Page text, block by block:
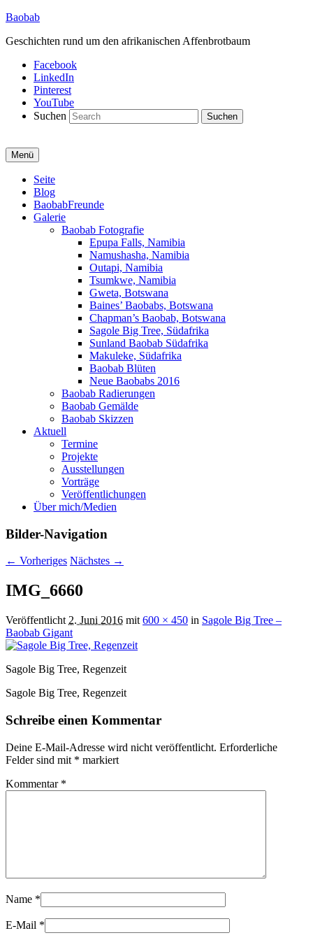
Baobab
Geschichten rund um den afrikanischen Affenbrotbaum
Facebook
LinkedIn
Pinterest
YouTube
Suchen
Menü
Primäres
Menü
Seite
Blog
BaobabFreunde
Galerie
Baobab Fotografie
Epupa Falls, Namibia
Namushasha, Namibia
Outapi, Namibia
Tsumkwe, Namibia
Gweta, Botswana
Baines’ Baobabs, Botswana
Chapman’s Baobab, Botswana
Sagole Big Tree, Südafrika
Sunland Baobab Südafrika
Makuleke, Südafrika
Baobab Blüten
Neue Baobabs 2016
Baobab Radierungen
Baobab Gemälde
Baobab Skizzen
Aktuell
Termine
Projekte
Ausstellungen
Vorträge
Veröffentlichungen
Über mich/Medien
Bilder-Navigation
← Vorheriges Nächstes →
IMG_6660
Veröffentlicht 2. Juni 2016 mit 600 × 450 in Sagole Big Tree –
Baobab Gigant
Sagole Big Tree, Regenzeit
Sagole Big Tree, Regenzeit
Schreibe einen Kommentar
Deine E-Mail-Adresse wird nicht veröffentlicht. Erforderliche
Felder sind mit * markiert
Kommentar *
Name *
E-Mail *